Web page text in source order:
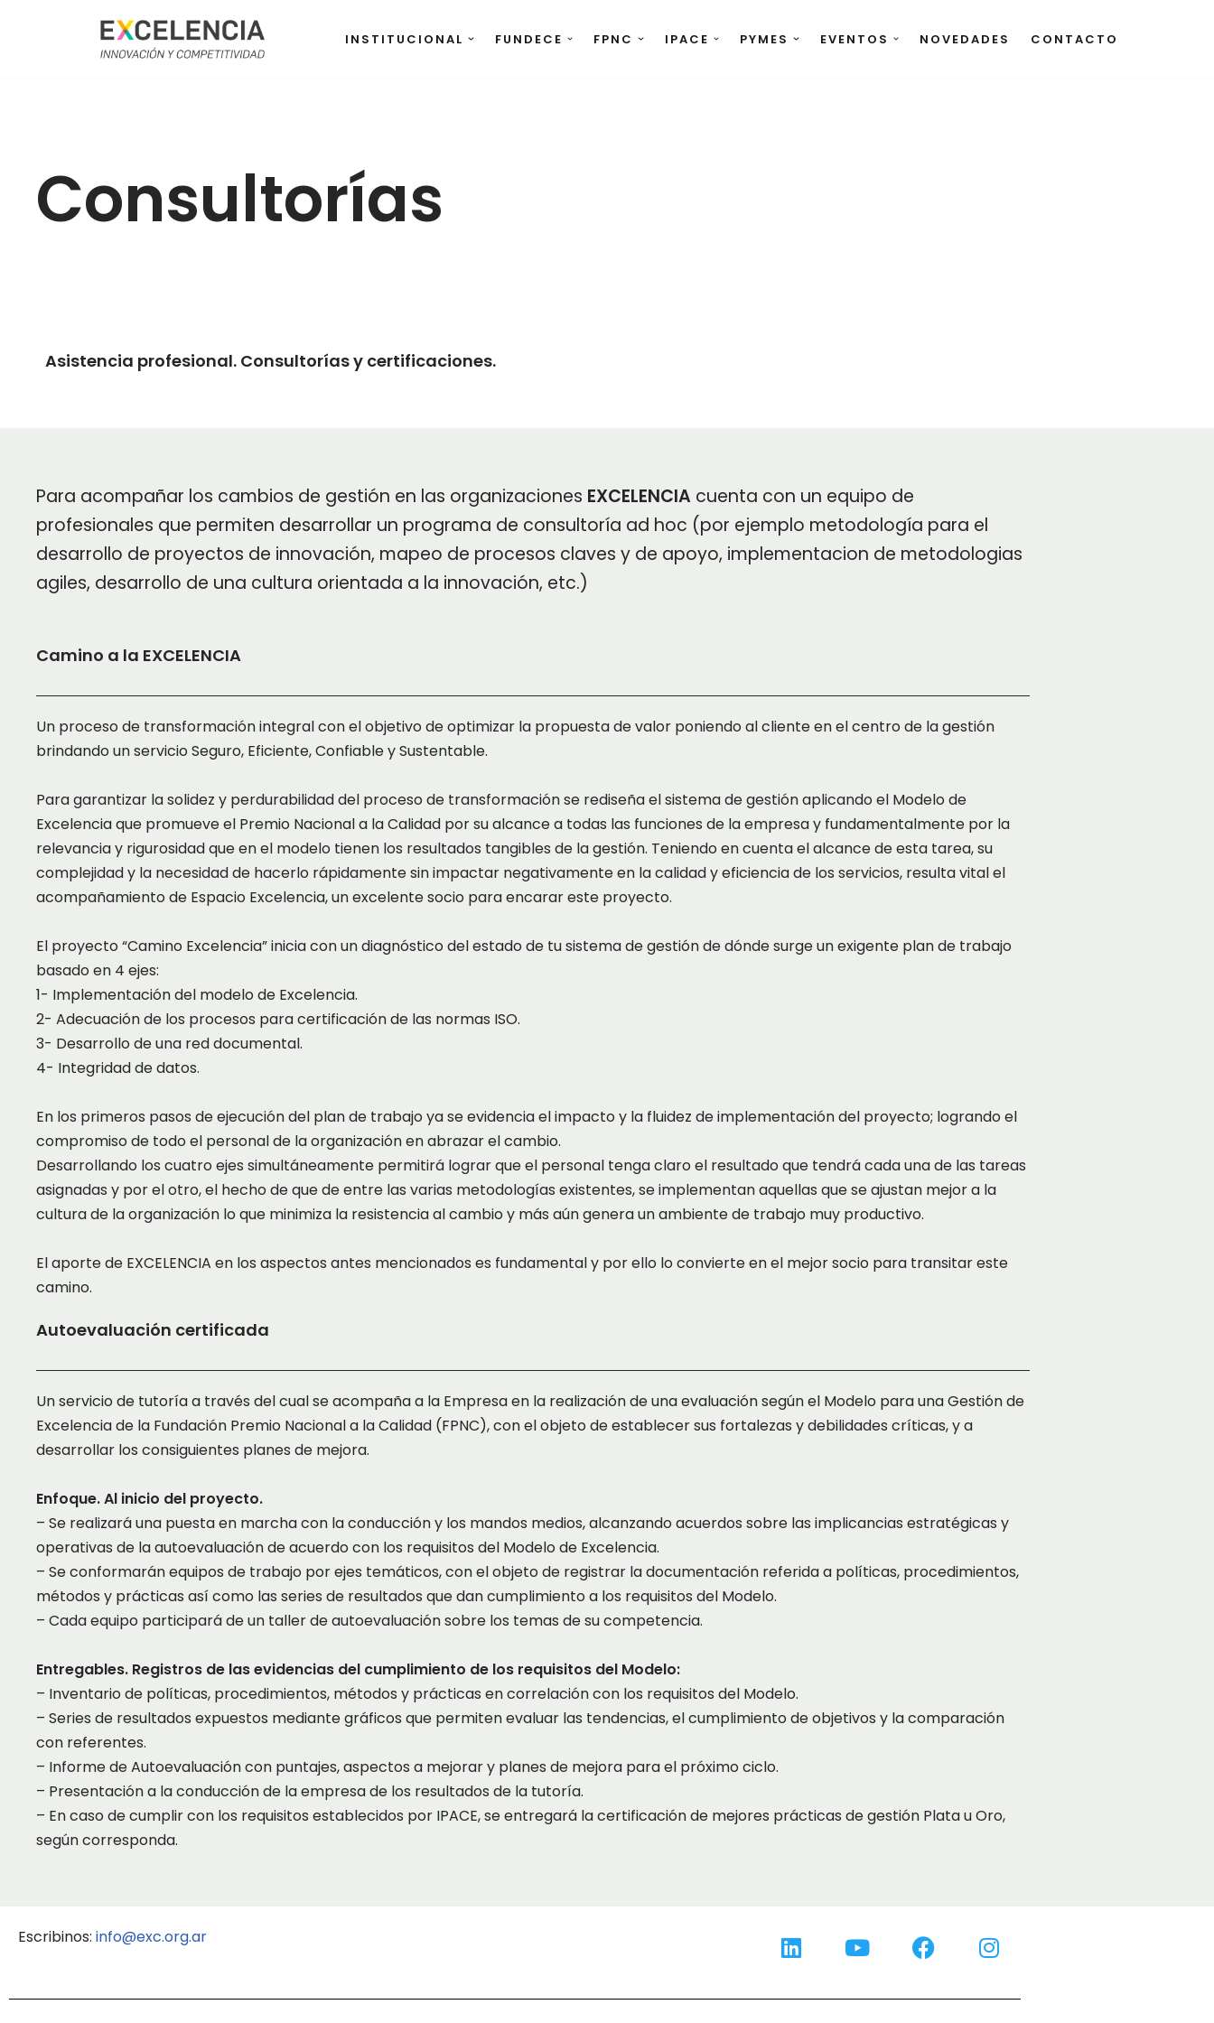
INSTITUCIONAL FUNDECE FPNC IPACE PYMES EVENTOS NOVEDADES CONTACTO
Consultorías
Asistencia profesional. Consultorías y certificaciones.
Para acompañar los cambios de gestión en las organizaciones EXCELENCIA cuenta con un equipo de
profesionales que permiten desarrollar un programa de consultoría ad hoc (por ejemplo metodología para el
desarrollo de proyectos de innovación, mapeo de procesos claves y de apoyo, implementacion de metodologias
agiles, desarrollo de una cultura orientada a la innovación, etc.)
Camino a la EXCELENCIA
Un proceso de transformación integral con el objetivo de optimizar la propuesta de valor poniendo al cliente en el centro de la gestión
brindando un servicio Seguro, Eficiente, Confiable y Sustentable.
Para garantizar la solidez y perdurabilidad del proceso de transformación se rediseña el sistema de gestión aplicando el Modelo de
Excelencia que promueve el Premio Nacional a la Calidad por su alcance a todas las funciones de la empresa y fundamentalmente por la
relevancia y rigurosidad que en el modelo tienen los resultados tangibles de la gestión. Teniendo en cuenta el alcance de esta tarea, su
complejidad y la necesidad de hacerlo rápidamente sin impactar negativamente en la calidad y eficiencia de los servicios, resulta vital el
acompañamiento de Espacio Excelencia, un excelente socio para encarar este proyecto.
El proyecto “Camino Excelencia” inicia con un diagnóstico del estado de tu sistema de gestión de dónde surge un exigente plan de trabajo
basado en 4 ejes:
1- Implementación del modelo de Excelencia.
2- Adecuación de los procesos para certificación de las normas ISO.
3- Desarrollo de una red documental.
4- Integridad de datos.
En los primeros pasos de ejecución del plan de trabajo ya se evidencia el impacto y la fluidez de implementación del proyecto; logrando el
compromiso de todo el personal de la organización en abrazar el cambio.
Desarrollando los cuatro ejes simultáneamente permitirá lograr que el personal tenga claro el resultado que tendrá cada una de las tareas
asignadas y por el otro, el hecho de que de entre las varias metodologías existentes, se implementan aquellas que se ajustan mejor a la
cultura de la organización lo que minimiza la resistencia al cambio y más aún genera un ambiente de trabajo muy productivo.
El aporte de EXCELENCIA en los aspectos antes mencionados es fundamental y por ello lo convierte en el mejor socio para transitar este
camino.
Autoevaluación certificada
Un servicio de tutoría a través del cual se acompaña a la Empresa en la realización de una evaluación según el Modelo para una Gestión de
Excelencia de la Fundación Premio Nacional a la Calidad (FPNC), con el objeto de establecer sus fortalezas y debilidades críticas, y a
desarrollar los consiguientes planes de mejora.
Enfoque. Al inicio del proyecto.
– Se realizará una puesta en marcha con la conducción y los mandos medios, alcanzando acuerdos sobre las implicancias estratégicas y
operativas de la autoevaluación de acuerdo con los requisitos del Modelo de Excelencia.
– Se conformarán equipos de trabajo por ejes temáticos, con el objeto de registrar la documentación referida a políticas, procedimientos,
métodos y prácticas así como las series de resultados que dan cumplimiento a los requisitos del Modelo.
– Cada equipo participará de un taller de autoevaluación sobre los temas de su competencia.
Entregables. Registros de las evidencias del cumplimiento de los requisitos del Modelo:
– Inventario de políticas, procedimientos, métodos y prácticas en correlación con los requisitos del Modelo.
– Series de resultados expuestos mediante gráficos que permiten evaluar las tendencias, el cumplimiento de objetivos y la comparación
con referentes.
– Informe de Autoevaluación con puntajes, aspectos a mejorar y planes de mejora para el próximo ciclo.
– Presentación a la conducción de la empresa de los resultados de la tutoría.
– En caso de cumplir con los requisitos establecidos por IPACE, se entregará la certificación de mejores prácticas de gestión Plata u Oro,
según corresponda.
Escribinos: info@exc.org.ar